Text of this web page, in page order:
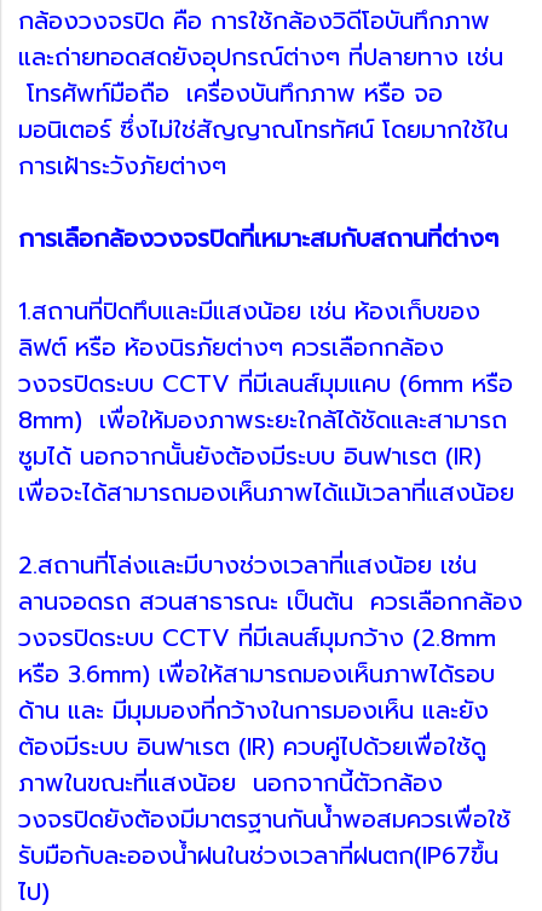
กล้องวงจรปิด คือ การใช้กล้องวิดีโอบันทึกภาพ
และถ่ายทอดสดยังอุปกรณ์ต่างๆ ที่ปลายทาง เช่น
โทรศัพท์มือถือ เครื่องบันทึกภาพ หรือ จอ
มอนิเตอร์ ซึ่งไม่ใช่สัญญาณโทรทัศน์ โดยมากใช้ใน
การเฝ้าระวังภัยต่างๆ
การเลือกล้องวงจรปิดที่เหมาะสมกับสถานที่ต่างๆ
1.สถานที่ปิดทึบและมีแสงน้อย เช่น ห้องเก็บของ
ลิฟต์ หรือ ห้องนิรภัยต่างๆ ควรเลือกกล้อง
วงจรปิดระบบ CCTV ที่มีเลนส์มุมแคบ (6mm หรือ
8mm) เพื่อให้มองภาพระยะใกล้ได้ชัดและสามารถ
ซูมได้ นอกจากนั้นยังต้องมีระบบ อินฟาเรต (IR)
เพื่อจะได้สามารถมองเห็นภาพได้แม้เวลาที่แสงน้อย
2.สถานที่โล่งและมีบางช่วงเวลาที่แสงน้อย เช่น
ลานจอดรถ สวนสาธารณะ เป็นต้น ควรเลือกกล้อง
วงจรปิดระบบ CCTV ที่มีเลนส์มุมกว้าง (2.8mm
หรือ 3.6mm) เพื่อให้สามารถมองเห็นภาพได้รอบ
ด้าน และ มีมุมมองที่กว้างในการมองเห็น และยัง
ต้องมีระบบ อินฟาเรต (IR) ควบคู่ไปด้วยเพื่อใช้ดู
ภาพในขณะที่แสงน้อย นอกจากนี้ตัวกล้อง
วงจรปิดยังต้องมีมาตรฐานกันน้ำพอสมควรเพื่อใช้
รับมือกับละอองน้ำฝนในช่วงเวลาที่ฝนตก(IP67ขึ้น
ไป)